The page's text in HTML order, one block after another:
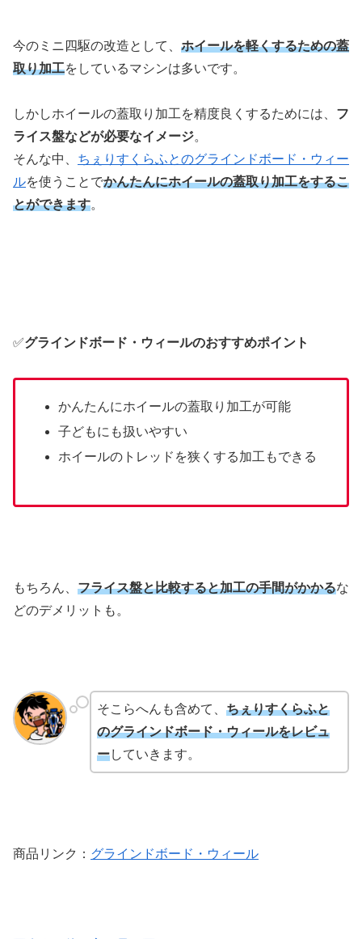
今のミニ四駆の改造として、 ホイールを軽くするための蓋
取り加工をしているマシンは多いです。
しかしホイールの蓋取り加工を精度良くするためには、 フ
ライス盤などが必要なイメージ。
そんな中、 ちぇりすくらふとのグラインドボード・ウィー
ルを使うことでかんたんにホイールの蓋取り加工をするこ
とができます。
✅グラインドボード・ウィールのおすすめポイント
かんたんにホイールの蓋取り加工が可能
子どもにも扱いやすい
ホイールのトレッドを狭くする加工もできる
もちろん、 フライス盤と比較すると加工の手間がかかるな
どのデメリットも。
そこらへんも含めて、 ちぇりすくらふと
のグラインドボード・ウィールをレビュ
ーしていきます。
商品リンク： グラインドボード・ウィール